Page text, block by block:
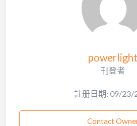
powerlight
刊登者
註册日期: 09/23/
Contact